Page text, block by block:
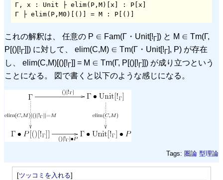
Γ, x : Unit ├ elim(P,M)[x] : P[x]
Γ ├ elim(P,M0)[()] = M : P[()]
これの解釈は、 任意の P ∈ Fam(Γ・Unit[! Γ]) と M ∈ Tm(Γ,
P[()[! Γ ]]) に対して、 elim(C,M) ∈ Tm(Γ・Unit[! Γ ], P) が存在
し、 elim(C,M)[()[! Γ]] = M ∈ Tm(Γ, P[()[! Γ]]) が成り立つという
ことになる。 図で書くと以下のような感じになる。
Tags: 圏論 型理論
[ツッコミを入れる]